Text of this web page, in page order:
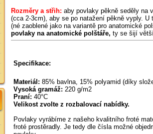
Rozměry a střih: aby povlaky pěkně seděly na
(cca 2-3cm), aby se po natažení pěkně vyply. U
(né zaoblené jako na variantě pro anatomické
povlaky na anatomické polštáře, ty se šijí
Specifikace:
Materiál: 85% bavlna, 15% polyamid (díky
Vysoká gramáž: 220 g/m2
Praní:40°C
Velikost zvolte z rozbalovací nabídky.
Povlaky vyrábíme z našeho kvalitního froté
froté prostěradly. Je tedy dle čísla možné